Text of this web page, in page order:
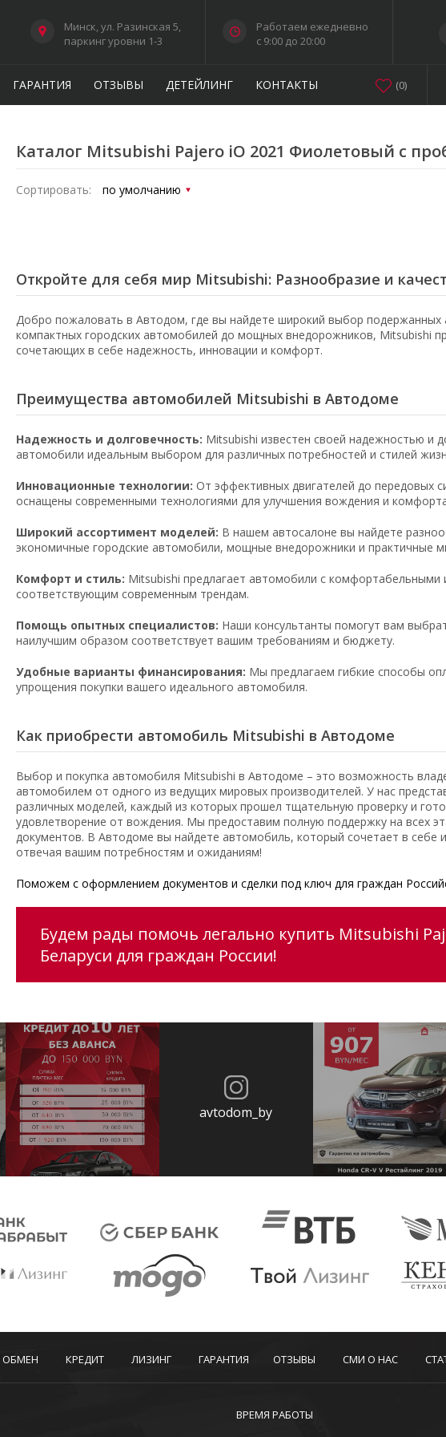
Минск, ул. Разинская 5,
паркинг уровни 1-3
Работаем ежедневно
c 9:00 до 20:00
ГАРАНТИЯ ОТЗЫВЫ ДЕТЕЙЛИНГ КОНТАКТЫ (0)
Каталог Mitsubishi Pajero iO 2021 Фиолетовый с
Сортировать:
Откройте для себя мир Mitsubishi: Разнообразие и
Добро пожаловать в Автодом, где вы найдете широкий выбор подержанных
компактных городских автомобилей до мощных внедорожников, Mitsubishi
сочетающих в себе надежность, инновации и комфорт.
Преимущества автомобилей Mitsubishi в Автодоме
Надежность и долговечность: Mitsubishi известен своей надежностью и
автомобили идеальным выбором для различных потребностей и стилей
Инновационные технологии: От эффективных двигателей до передовых
оснащены современными технологиями для улучшения вождения и
Широкий ассортимент моделей: В нашем автосалоне вы найдете
экономичные городские автомобили, мощные внедорожники и практичные
Комфорт и стиль: Mitsubishi предлагает автомобили с
соответствующим современным трендам.
Помощь опытных специалистов: Наши консультанты помогут вам
наилучшим образом соответствует вашим требованиям и бюджету.
Удобные варианты финансирования: Мы предлагаем гибкие способы
упрощения покупки вашего идеального автомобиля.
Как приобрести автомобиль Mitsubishi в Автодоме
Выбор и покупка автомобиля Mitsubishi в Автодоме – это возможность
автомобилем от одного из ведущих мировых производителей. У нас
различных моделей, каждый из которых прошел тщательную проверку и
удовлетворение от вождения. Мы предоставим полную поддержку на всех
документов. В Автодоме вы найдете автомобиль, который сочетает в себе
отвечая вашим потребностям и ожиданиям!
Поможем с оформлением документов и сделки под ключ для граждан
Будем рады помочь легально купить Mitsubishi
Беларуси для граждан России!
avtodom_by
ОБМЕН КРЕДИТ ЛИЗИНГ ГАРАНТИЯ ОТЗЫВЫ СМИ О НАС
ВРЕМЯ РАБОТЫ